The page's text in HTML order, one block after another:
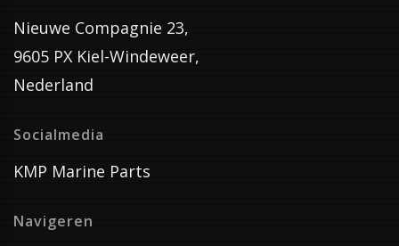
Nieuwe Compagnie 23,
9605 PX Kiel-Windeweer,
Nederland
Socialmedia
KMP Marine Parts
Navigeren